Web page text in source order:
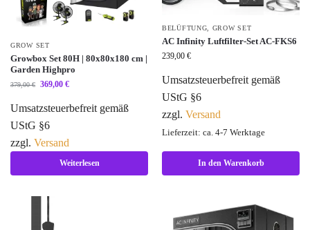
GROW SET
Growbox Set 80H | 80x80x180 cm |
Garden Highpro
379,00€ 369,00 €
Umsatzsteuerbefreit gemäß
UStG §6
zzgl. Versand
Weiterlesen
BELÜFTUNG GROW SET
AC Infinity Luftfilter-Set AC-FKS6
239,00 €
Umsatzsteuerbefreit gemäß
UStG §6
zzgl. Versand
Lieferzeit: ca. 4-7 Werktage
In den Warenkorb